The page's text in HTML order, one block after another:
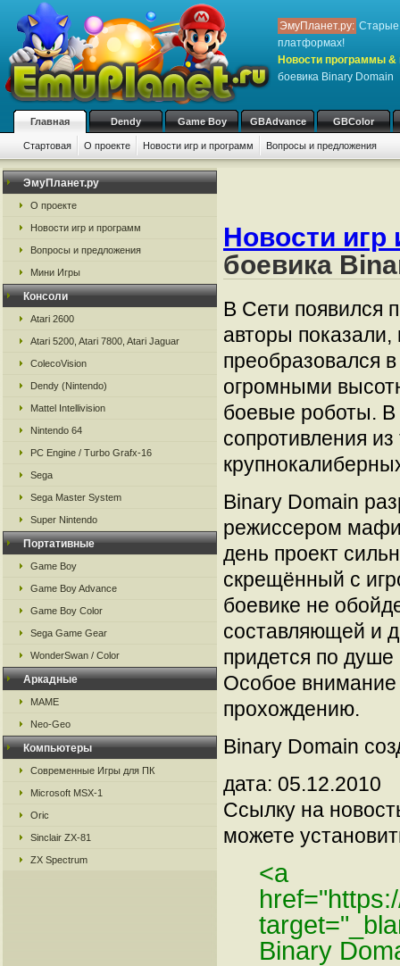
ЭмуПланет.ру: Старые
платформах!
Новости программы &
боевика Binary Domain
Главная Dendy Game Boy GBAdvance GBColor
Стартовая О проекте Новости игр и программ Вопросы и предложения
ЭмуПланет.ру
О проекте
Новости игр и программ
Вопросы и предложения
Мини Игры
Консоли
Atari 2600
Atari 5200, Atari 7800, Atari Jaguar
ColecoVision
Dendy (Nintendo)
Mattel Intellivision
Nintendo 64
PC Engine / Turbo Grafx-16
Sega
Sega Master System
Super Nintendo
Портативные
Game Boy
Game Boy Advance
Game Boy Color
Sega Game Gear
WonderSwan / Color
Аркадные
MAME
Neo-Geo
Компьютеры
Современные Игры для ПК
Microsoft MSX-1
Oric
Sinclair ZX-81
ZX Spectrum
Новости игр
боевика
В Сети появился
авторы показали,
преобразовался
огромными
боевые роботы. В
сопротивления
Binary Domain
режиссером
день проект
скрещённый с
боевике не
составляющей и
придется по душе
Особое внимание
прохождению.
Binary Domain
дата: 05.12.2010
Ссылку на
можете
<a
Binary